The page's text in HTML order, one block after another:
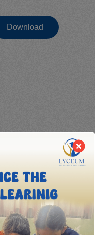
Download
für
Grenzen.